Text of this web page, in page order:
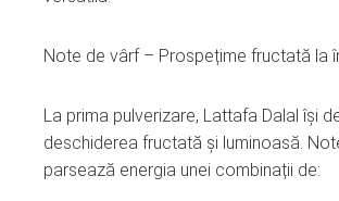
Note de vârf – Prospețime fructată la
La prima pulverizare, Lattafa Dalal își
deschiderea fructată și luminoasă.
parsează energia unei combinații de: